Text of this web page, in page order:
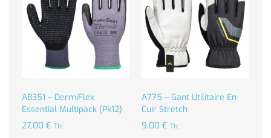
AB351 – DermiFlex
Essential Multipack (Pk12)
27,00 € Ttc
A775 – Gant Utilitaire En
Cuir Stretch
9,00 € Ttc